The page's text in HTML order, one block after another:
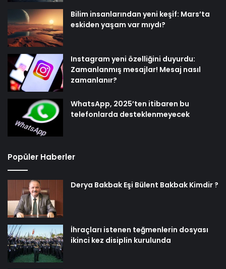
Bilim insanlarından yeni keşif: Mars’ta
eskiden yaşam var mıydı?
Instagram yeni özelliğini duyurdu:
Zamanlanmış mesajlar! Mesaj nasıl
zamanlanır?
WhatsApp, 2025’ten itibaren bu
telefonlarda desteklenmeyecek
Popüler Haberler
Derya Bakbak Eşi Bülent Bakbak Kimdir ?
İhraçları istenen teğmenlerin dosyası
ikinci kez disiplin kurulunda